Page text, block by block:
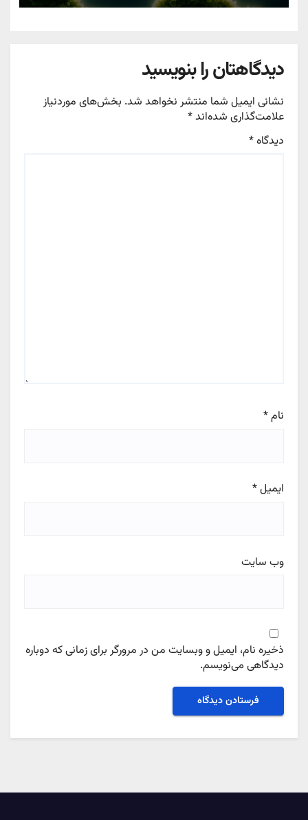
دیدگاهتان را بنویسید
نشانی ایمیل شما منتشر نخواهد شد. بخش‌های موردنیاز
علامت‌گذاری شده‌اند*
دیدگاه*
نام*
ایمیل*
وب‌ سایت
ذخیره نام، ایمیل و وبسایت من در مرورگر برای زمانی که دوباره
دیدگاهی می‌نویسم.